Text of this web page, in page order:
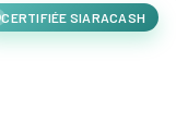
CERTIFIÉE SIARACASH